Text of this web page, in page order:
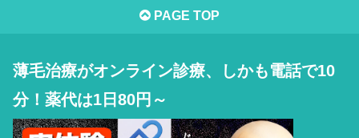
PAGE TOP
薄毛治療がオンライン診療、しかも電話で10
分！薬代は1日80円～